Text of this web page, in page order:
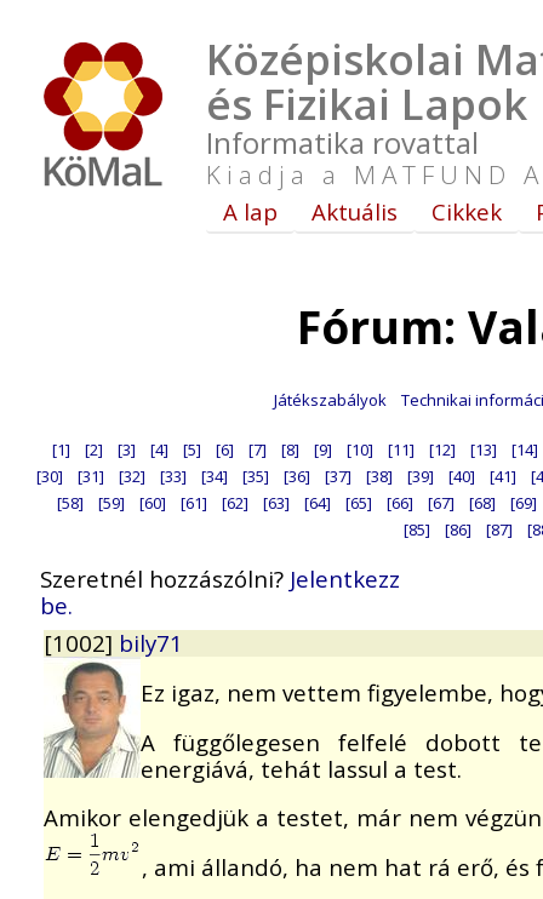
Középiskolai
és Fizikai Lapok
Informatika rovattal
Kiadja a MATFUND
A lap Aktuális Cikkek
Fórum:
Játékszabályok Technikai
[1] [2] [3] [4] [5] [6] [7] [8] [9] [10] [11] [12] [13]
[14]
[30]
[31] [32] [33] [34] [35] [36] [37] [38] [39] [40] [41]
[58]
[59] [60] [61] [62] [63] [64] [65] [66] [67] [68]
[69]
[85]
[86] [87]
Szeretnél hozzászólni? Jelentkezz
be.
[1002] bily71
Ez igaz, nem vettem figyelembe,
A függőlegesen felfelé dobott
energiává, tehát lassul a test.
Amikor elengedjük a testet, már nem
, ami állandó, ha nem hat rá erő,